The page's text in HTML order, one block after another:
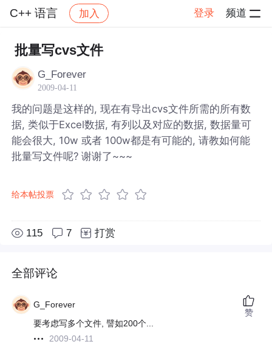
C++ 语言 加入 登录 频道
社区 C++ 语言
批量写cvs文件
G_Forever
2009-04-11
我的问题是这样的, 现在有导出cvs文件所需的所有数
据, 类似于Excel数据, 有列以及对应的数据, 数据量可
能会很大, 10w 或者 100w都是有可能的, 请教如何能
批量写文件呢? 谢谢了~~~
给本帖投票
115 7 打赏
全部评论
G_Forever
要考虑写多个文件, 譬如200个...
2009-04-11
赞